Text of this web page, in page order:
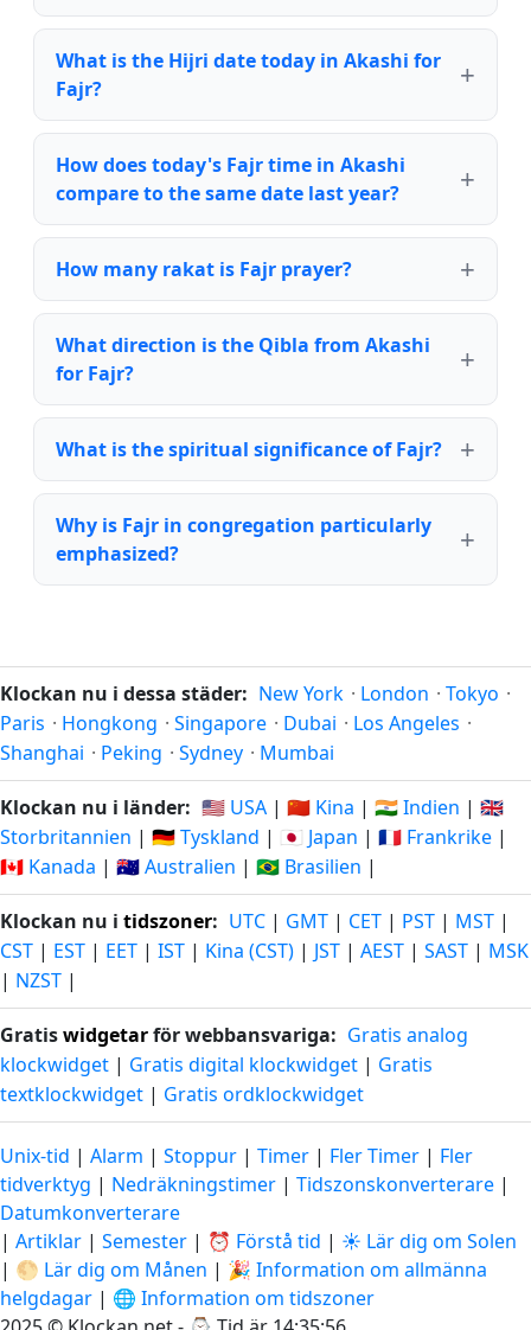
What is the Hijri date today in Akashi for
Fajr?
How does today's Fajr time in Akashi
compare to the same date last year?
How many rakat is Fajr prayer?
What direction is the Qibla from Akashi
for Fajr?
What is the spiritual significance of Fajr?
Why is Fajr in congregation particularly
emphasized?
Klockan nu i dessa städer: New York · London · Tokyo ·
Paris · Hongkong · Singapore · Dubai · Los Angeles ·
Shanghai · Peking · Sydney · Mumbai
Klockan nu i länder: 🇺🇸 USA | 🇨🇳 Kina | 🇮🇳 Indien | 🇬🇧
Storbritannien | 🇩🇪 Tyskland | 🇯🇵 Japan | 🇫🇷 Frankrike |
🇨🇦 Kanada | 🇦🇺 Australien | 🇧🇷 Brasilien |
Klockan nu i tidszoner: UTC | GMT | CET | PST | MST |
CST | EST | EET | IST | Kina (CST) | JST | AEST | SAST | MSK
| NZST |
Gratiswidgetarför webbansvariga: Gratis analog
klockwidget | Gratis digital klockwidget | Gratis
textklockwidget | Gratis ordklockwidget
Unix-tid | Alarm | Stoppur | Timer | Fler Timer | Fler
tidverktyg | Nedräkningstimer | Tidszonskonverterare |
Datumkonverterare
| Artiklar | Semester | ⏰ Förstå tid | ☀️ Lär dig om Solen
| 🌕 Lär dig om Månen | 🎉 Information om allmänna
helgdagar | 🌐 Information om tidszoner